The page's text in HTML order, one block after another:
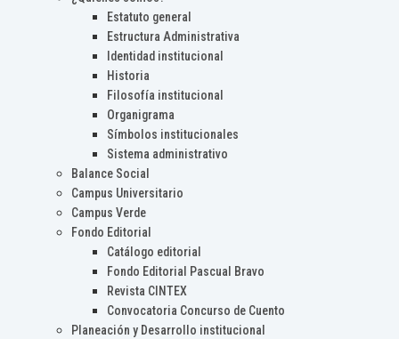
Estatuto general
Estructura Administrativa
Identidad institucional
Historia
Filosofía institucional
Organigrama
Símbolos institucionales
Sistema administrativo
Balance Social
Campus Universitario
Campus Verde
Fondo Editorial
Catálogo editorial
Fondo Editorial Pascual Bravo
Revista CINTEX
Convocatoria Concurso de Cuento
Planeación y Desarrollo institucional